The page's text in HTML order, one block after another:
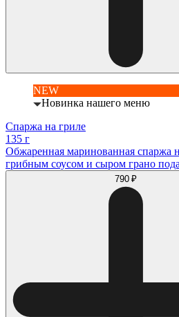
NEW
Новинка нашего меню
Спаржа на гриле
135 г
Обжаренная маринованная спаржа
грибным соусом и сыром грано
790 ₽